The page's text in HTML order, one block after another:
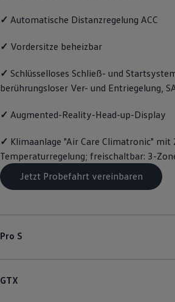
Digitale Betriebsanleitung
Live Beratung
Lifestyle
Familie
Elektromobilität
Volkswagen R
Volkswagen Kundenbetreuung
✓ Automatische Distanzregelung ACC
✓ Vordersitze beheizbar
✓ Schlüsselloses Schließ- und
berührungsloser Ver- und Entriegelung,
✓ Augmented-Reality-Head-up-Display
✓ Klimaanlage "Air Care Climatronic" mit
Temperaturregelung; freischaltbar: 3-
Jetzt Probefahrt vereinbaren
Pro S
GTX